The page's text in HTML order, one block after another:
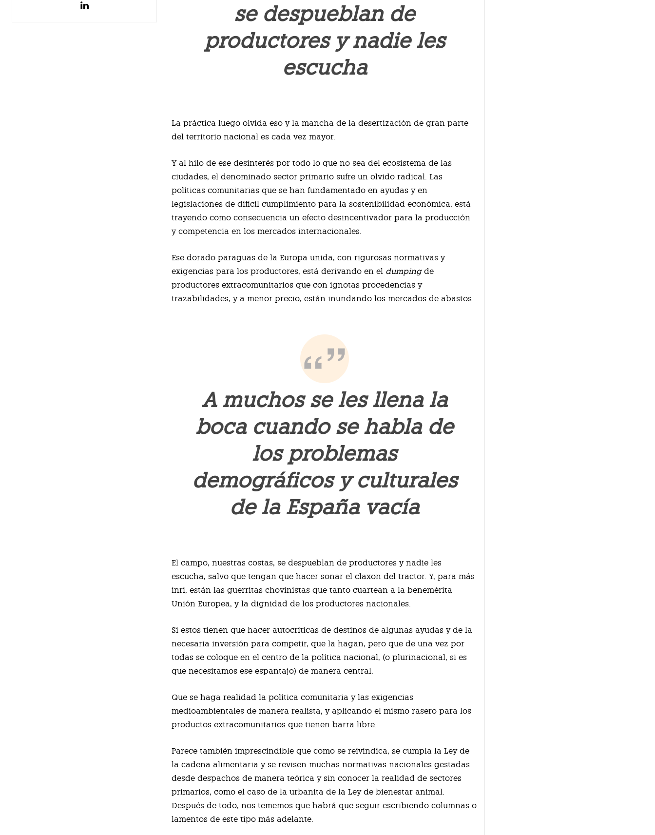
se despueblan de
productores y nadie les
escucha
La práctica luego olvida eso y la mancha de la desertización de gran parte
del territorio nacional es cada vez mayor.
Y al hilo de ese desinterés por todo lo que no sea del ecosistema de las
ciudades, el denominado sector primario sufre un olvido radical. Las
políticas comunitarias que se han fundamentado en ayudas y en
legislaciones de difícil cumplimiento para la sostenibilidad económica, está
trayendo como consecuencia un efecto desincentivador para la producción
y competencia en los mercados internacionales.
Ese dorado paraguas de la Europa unida, con rigurosas normativas y
exigencias para los productores, está derivando en el dumpingde
productores extracomunitarios que con ignotas procedencias y
trazabilidades, y a menor precio, están inundando los mercados de abastos.
A muchos se les llena la
boca cuando se habla de
los problemas
demográficos y culturales
de la España vacía
El campo, nuestras costas, se despueblan de productores y nadie les
escucha, salvo que tengan que hacer sonar el claxon del tractor. Y, para más
inri, están las guerritas chovinistas que tanto cuartean a la benemérita
Unión Europea, y la dignidad de los productores nacionales.
Si estos tienen que hacer autocríticas de destinos de algunas ayudas y de la
necesaria inversión para competir, que la hagan, pero que de una vez por
todas se coloque en el centro de la política nacional, (o plurinacional, si es
que necesitamos ese espantajo) de manera central.
Que se haga realidad la política comunitaria y las exigencias
medioambientales de manera realista, y aplicando el mismo rasero para los
productos extracomunitarios que tienen barra libre.
Parece también imprescindible que como se reivindica, se cumpla la Ley de
la cadena alimentaria y se revisen muchas normativas nacionales gestadas
desde despachos de manera teórica y sin conocer la realidad de sectores
primarios, como el caso de la urbanita de la Ley de bienestar animal.
Después de todo, nos tememos que habrá que seguir escribiendo columnas o
lamentos de este tipo más adelante.